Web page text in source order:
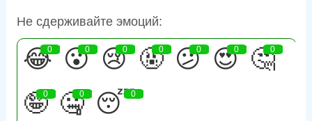
Не сдерживайте эмоций:
😂
0 😮
0 😢
0 🤬
0 😕
0 😍
0 🤔
0
🤪
0 🤐
0 😴
0